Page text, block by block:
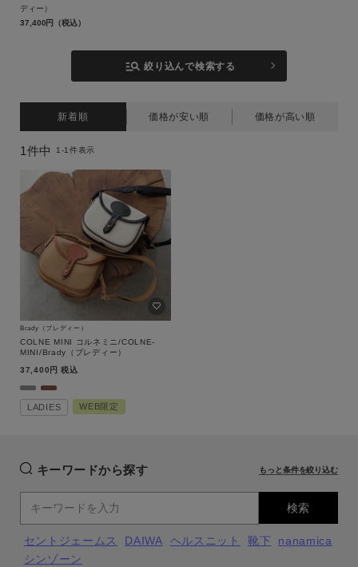
キーワード
性別
MENS KIDS
カテゴリ
カラー
商品タイプ
セール
価格
在庫
在庫あり
指定した条件をクリア
ディー）
37,400円（税込）
manage_search 絞り込んで検索する
新着順 価格が安い順 価格が高い順
1 件中 1-1件表示
Brady（ブレディー）
COLNE MINI コルネミニ/COLNE-
MINI/Brady（ブレディー）
37,400
税込
LADIES WEB限定
キーワードから探す もっと条件を絞り込む
検索
セントジェームス DAIWA ヘルスニット 靴下
nanamica
シンゾーン